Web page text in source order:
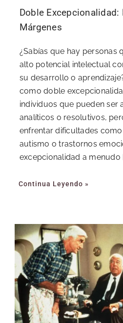
Doble Excepcionalidad:
Márgenes
¿Sabías que hay personas
alto potencial intelectual
su desarrollo o
como doble
individuos que pueden ser
analíticos o resolutivos,
enfrentar dificultades como
autismo o trastornos
excepcionalidad a menudo
Continua Leyendo »